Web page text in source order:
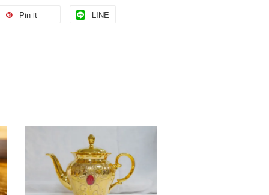
Pin it LINE